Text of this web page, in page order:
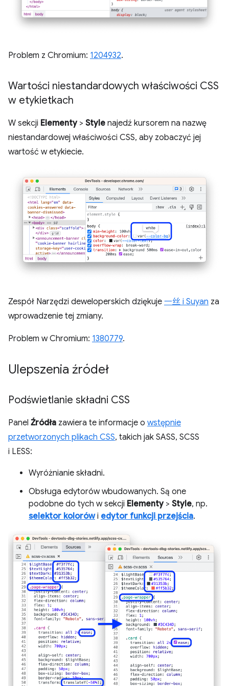
Problem z Chromium: 1204932.
Wartości niestandardowych właściwości CSS
w etykietkach
W sekcji Elementy> Style najedź kursorem na nazwę
niestandardowej właściwości CSS, aby zobaczyć jej
wartość w etykiecie.
Zespół Narzędzi deweloperskich dziękuje 一丝 i Suyan za
wprowadzenie tej zmiany.
Problem w Chromium: 1380779.
Ulepszenia źródeł
Podświetlanie składni CSS
Panel Źródła zawiera te informacje o wstępnie
przetworzonych plikach CSS, takich jak SASS, SCSS
i LESS:
Wyróżnianie składni.
Obsługa edytorów wbudowanych. Są one
podobne do tych w sekcji Elementy> Style, np.
selektor kolorówi edytor funkcji przejścia.